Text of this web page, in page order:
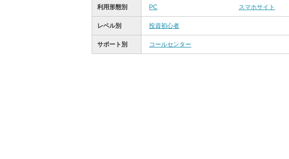
利用形態別 PC スマホサイト
レベル別 投資初心者
サポート別 コールセンター